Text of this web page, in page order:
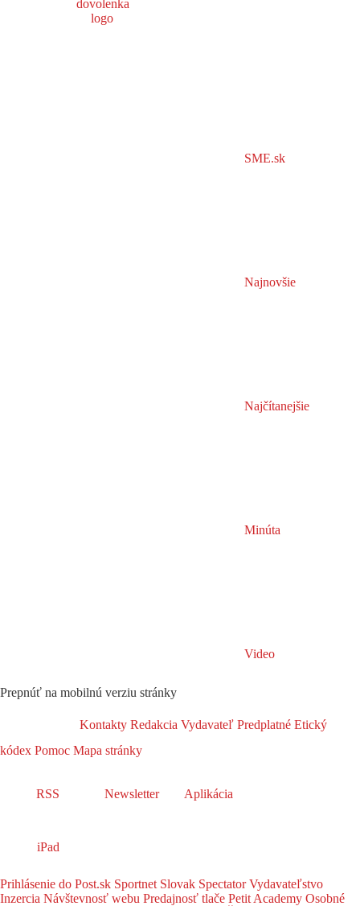
SME.sk
Najnovšie
Najčítanejšie
Minúta
Video
Prepnúť na mobilnú verziu stránky
Kontakty Redakcia Vydavateľ Predplatné Etický
kódex Pomoc Mapa stránky
RSS Newsletter Aplikácia
iPad
Prihlásenie do Post.sk SportnetSlovak SpectatorVydavateľstvo
Inzercia Návštevnosť webu Predajnosť tlače Petit Academy Osobné